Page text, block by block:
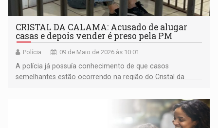
CRISTAL DA CALAMA: Acusado de alugar
casas e depois vender é preso pela PM
Polícia 09 de Maio de 2026 às 10:01
​A polícia já possuía conhecimento de que casos
semelhantes estão ocorrendo na região do Cristal da